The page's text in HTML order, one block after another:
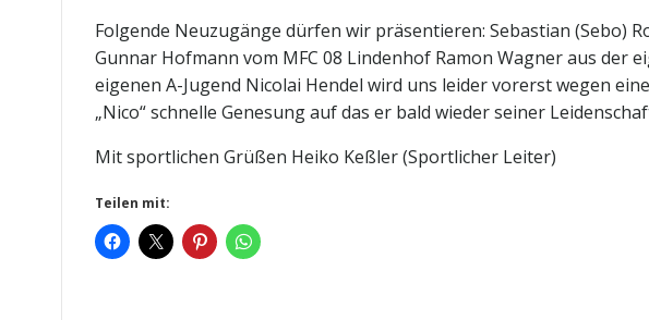
Folgende Neuzugänge dürfen wir präsentieren: Sebastian (Sebo)
Gunnar Hofmann vom MFC 08 Lindenhof Ramon Wagner aus der
eigenen A-Jugend Nicolai Hendel wird uns leider vorerst wegen
„Nico“ schnelle Genesung auf das er bald wieder seiner
Mit sportlichen Grüßen Heiko Keßler (Sportlicher Leiter)
Teilen mit: